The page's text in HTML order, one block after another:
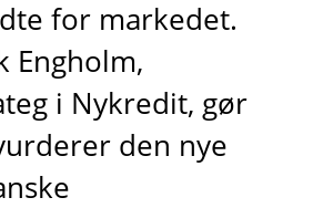
for markedet.
Engholm,
i Nykredit, gør
den nye